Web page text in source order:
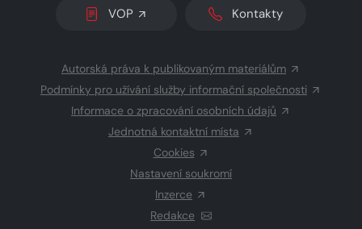
VOP Kontakty
Autorská práva k publikovaným materiálům
Podmínky pro užívání služby informační společnosti
Informace o zpracování osobních údajů
Jednotná kontaktní místa
Cookies
Nastavení soukromí
Inzerce
Redakce